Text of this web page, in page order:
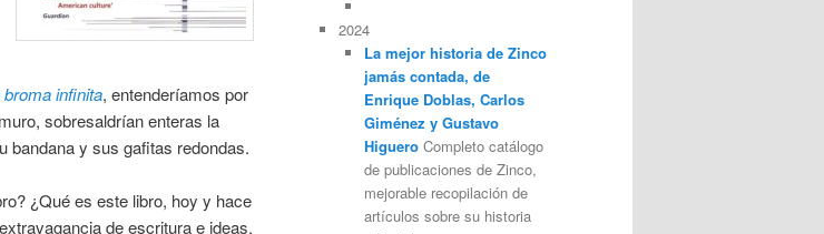
broma infinita, entenderíamos por
sobresaldrían enteras la
bandana y sus gafitas redondas.
¿Qué es este libro, hoy y hace
de escritura e ideas,
2024
La mejor historia de Zinco
jamás contada, de
Enrique Doblas, Carlos
Giménez y Gustavo
HigueroCompleto catálogo
de publicaciones de Zinco,
mejorable recopilación de
artículos sobre su historia